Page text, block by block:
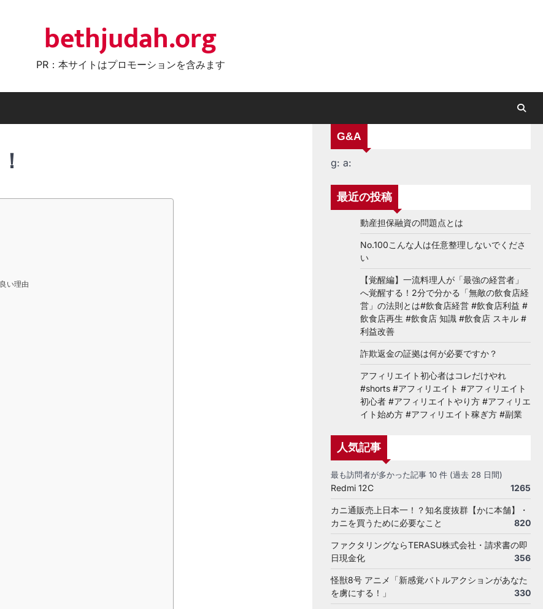
bethjudah.org
PR：本サイトはプロモーションを含みます
い理由
G&A
g: a:
最近の投稿
動産担保融資の問題点とは
No.100こんな人は任意整理しないでくださ
い
【覚醒編】一流料理人が「最強の経営者」
へ覚醒する！2分で分かる「無敵の飲食店経
営」の法則とは#飲食店経営 #飲食店利益 #
飲食店再生 #飲食店 知識 #飲食店 スキル #
利益改善
詐欺返金の証拠は何が必要ですか？
アフィリエイト初心者はコレだけやれ
#shorts #アフィリエイト #アフィリエイト
初心者 #アフィリエイトやり方 #アフィリエ
イト始め方 #アフィリエイト稼ぎ方 #副業
人気記事
最も訪問者が多かった記事 10 件 (過去 28 日間)
Redmi 12C 1265
カニ通販売上日本一！？知名度抜群【かに本舗】・
カニを買うために必要なこと
820
ファクタリングならTERASU株式会社・請求書の即
日現金化
356
怪獣8号 アニメ「新感覚バトルアクションがあなた
を虜にする！」
330